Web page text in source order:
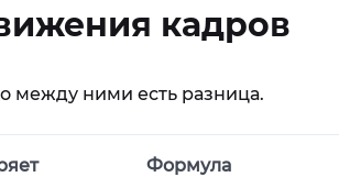
кадров
между ними есть разница.
Формула